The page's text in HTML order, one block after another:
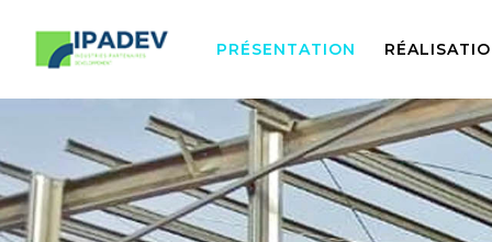
PRÉSENTATION